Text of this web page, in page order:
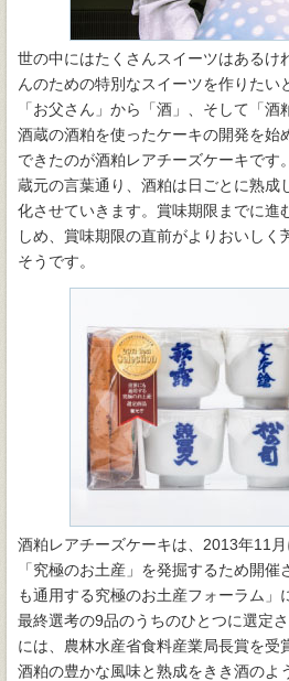
世の中にはたくさんスイーツはあるけ
んのための特別なスイーツを作りたい
「お父さん」から「酒」、そして「
酒蔵の酒粕を使ったケーキの開発を始
できたのが酒粕レアチーズケーキです
蔵元の言葉通り、酒粕は日ごとに熟成
化させていきます。賞味期限までに進
しめ、賞味期限の直前がよりおいしく
そうです。
酒粕レアチーズケーキは、2013年11
「究極のお土産」を発掘するため開
も通用する究極のお土産フォーラム」
最終選考の9品のうちのひとつに選定
には、農林水産省食料産業局長賞を受
酒粕の豊かな風味と熟成をきき酒のよ